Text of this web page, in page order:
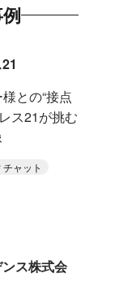
との“接点
ス21が挑む
チャット
ス株式会